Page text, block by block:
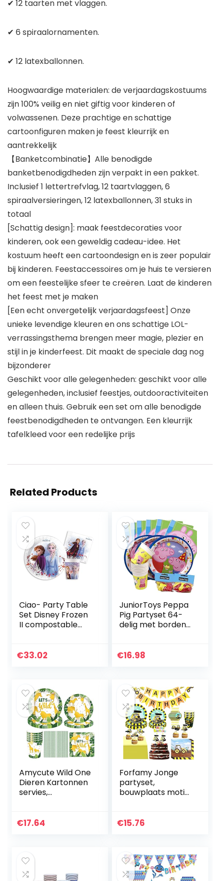
✔ 12 taarten met vlaggen.
✔ 6 spiraalornamenten.
✔ 12 latexballonnen.
Hoogwaardige materialen: de verjaardagskostuums
zijn 100% veilig en niet giftig voor kinderen of
volwassenen. Deze prachtige en schattige
cartoonfiguren maken je feest kleurrijk en
aantrekkelijk
【Banketcombinatie】Alle benodigde
banketbenodigdheden zijn verpakt in een pakket.
Inclusief 1 lettertrefvlag, 12 taartvlaggen, 6
spiraalversieringen, 12 latexballonnen, 31 stuks in
totaal
[Schattig design]: maak feestdecoraties voor
kinderen, ook een geweldig cadeau-idee. Het
kostuum heeft een cartoondesign en is zeer populair
bij kinderen. Feestaccessoires om je huis te versieren
om een feestelijke sfeer te creëren. Laat de kinderen
het feest met je maken
[Een echt onvergetelijk verjaardagsfeest] Onze
unieke levendige kleuren en ons schattige LOL-
verrassingsthema brengen meer magie, plezier en
stijl in je kinderfeest. Dit maakt de speciale dag nog
bijzonderer
Geschikt voor alle gelegenheden: geschikt voor alle
gelegenheden, inclusief feestjes, outdooractiviteiten
en alleen thuis. Gebruik een set om alle benodigde
feestbenodigdheden te ontvangen. Een kleurrijk
tafelkleed voor een redelijke prijs
Related Products
Ciao- Party Table
Set Disney Frozen
II compostable
plates Ø23cm, 24
€33.02
JuniorToys Peppa
Pig Partyset 64-
delig met borden
Peppa Putz
€16.98
Amycute Wild One
Dieren Kartonnen
servies,
jungle, verjaardag,
€17.64
Forfamy Jonge
partyset,
bouwplaats motief
89-delig,
€15.76